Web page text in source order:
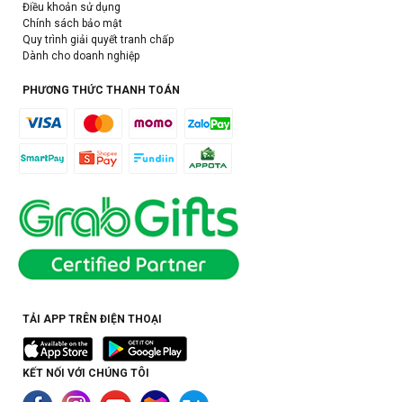
Điều khoản sử dụng
Chính sách bảo mật
Quy trình giải quyết tranh chấp
Dành cho doanh nghiệp
PHƯƠNG THỨC THANH TOÁN
TẢI APP TRÊN ĐIỆN THOẠI
KẾT NỐI VỚI CHÚNG TÔI